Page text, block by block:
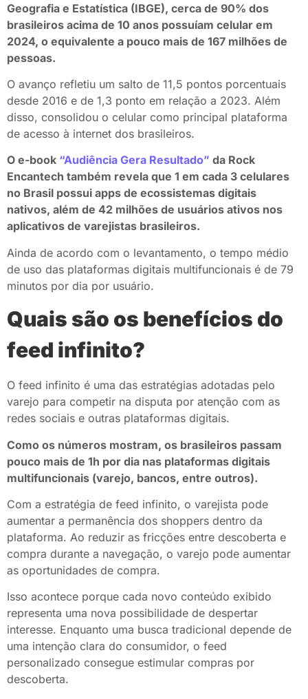
Geografia e Estatística (IBGE), cerca de 90% dos
brasileiros acima de 10 anos possuíam celular em
2024, o equivalente a pouco mais de 167 milhões de
pessoas.
O avanço refletiu um salto de 11,5 pontos porcentuais
desde 2016 e de 1,3 ponto em relação a 2023. Além
disso, consolidou o celular como principal plataforma
de acesso à internet dos brasileiros.
O e-book “Audiência Gera Resultado” da Rock
Encantech também revela que 1 em cada 3 celulares
no Brasil possui apps de ecossistemas digitais
nativos, além de 42 milhões de usuários ativos nos
aplicativos de varejistas brasileiros.
Ainda de acordo com o levantamento, o tempo médio
de uso das plataformas digitais multifuncionais é de 79
minutos por dia por usuário.
Quais são os benefícios do
feed infinito?
O feed infinito é uma das estratégias adotadas pelo
varejo para competir na disputa por atenção com as
redes sociais e outras plataformas digitais.
Como os números mostram, os brasileiros passam
pouco mais de 1h por dia nas plataformas digitais
multifuncionais (varejo, bancos, entre outros).
Com a estratégia de feed infinito, o varejista pode
aumentar a permanência dos shoppers dentro da
plataforma. Ao reduzir as fricções entre descoberta e
compra durante a navegação, o varejo pode aumentar
as oportunidades de compra.
Isso acontece porque cada novo conteúdo exibido
representa uma nova possibilidade de despertar
interesse. Enquanto uma busca tradicional depende de
uma intenção clara do consumidor, o feed
personalizado consegue estimular compras por
descoberta.